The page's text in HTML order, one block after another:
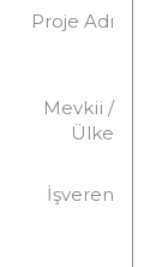
Proje Adı
Mevkii /
Ülke
İşveren